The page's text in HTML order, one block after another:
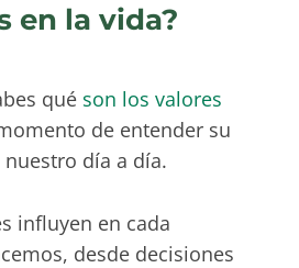
en la vida?
qué son los valores
de entender su
nuestro día a día.
influyen en cada
desde decisiones